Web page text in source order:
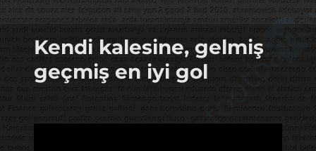
footbaLLove
Kendi kalesine, gelmiş
geçmiş en iyi gol